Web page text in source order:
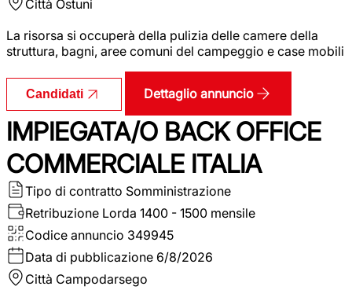
Città Ostuni
La risorsa si occuperà della pulizia delle camere della
struttura, bagni, aree comuni del campeggio e case mobili
Candidati Dettaglio annuncio
IMPIEGATA/O BACK OFFICE
COMMERCIALE ITALIA
Tipo di contratto Somministrazione
Retribuzione Lorda 1400 - 1500 mensile
Codice annuncio 349945
Data di pubblicazione 6/8/2026
Città Campodarsego